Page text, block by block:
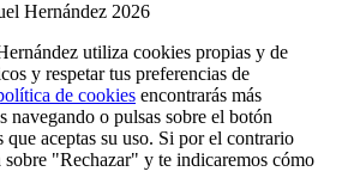
Hernández 2026
utiliza cookies propias y de
y respetar tus preferencias de
de cookies encontrarás más
navegando o pulsas sobre el botón
aceptas su uso. Si por el contrario
sobre "Rechazar" y te indicaremos cómo